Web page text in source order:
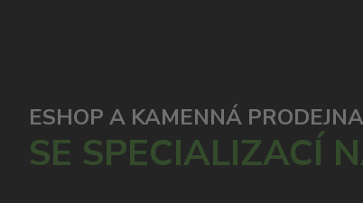
ESHOP A KAMENNÁ PRODEJNA
SE SPECIALIZACÍ